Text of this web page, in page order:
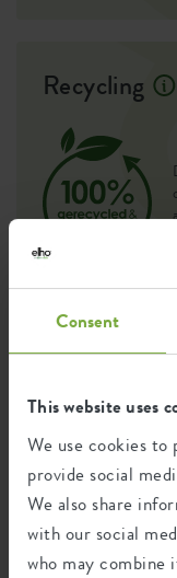
Consent
This website uses
We use cookies to
provide social
We also share
with our social
who may combine
Recycling